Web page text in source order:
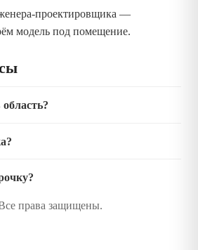
проектировщика —
модель под помещение.
права защищены.